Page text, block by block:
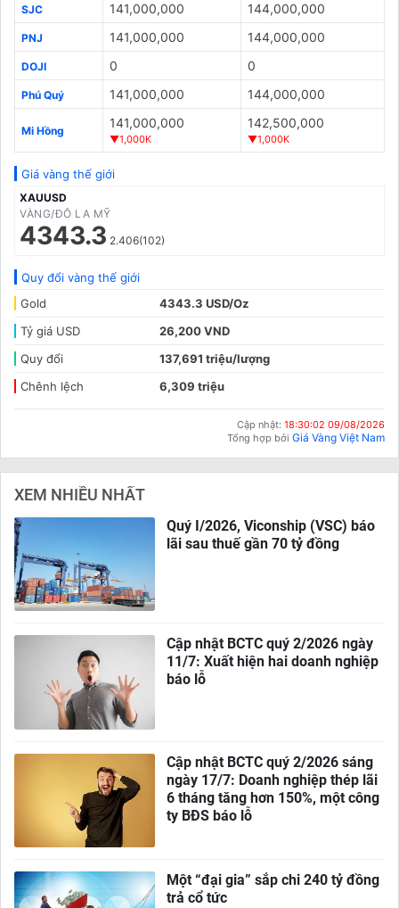
SJC 141,000,000 144,000,000
PNJ 141,000,000 144,000,000
DOJI 0 0
Phú Quý 141,000,000 144,000,000
Mi Hồng
141,000,000
▼1,000K
142,500,000
▼1,000K
Giá vàng thế giới
XAUUSD
VÀNG/ĐÔ LA MỸ
4343.3 2.406(102)
Quy đổi vàng thế giới
Gold
4343.3 USD/Oz
Tỷ giá USD
26,200 VND
Quy đổi
137,691 triệu/lượng
Chênh lệch
6,309 triệu
Cập nhật: 18:30:02 09/08/2026
Tổng hợp bởi Giá Vàng Việt Nam
XEM NHIỀU NHẤT
Quý I/2026, Viconship (VSC) báo
lãi sau thuế gần 70 tỷ đồng
Cập nhật BCTC quý 2/2026 ngày
11/7: Xuất hiện hai doanh nghiệp
báo lỗ
Cập nhật BCTC quý 2/2026 sáng
ngày 17/7: Doanh nghiệp thép lãi
6 tháng tăng hơn 150%, một công
ty BĐS báo lỗ
Một “đại gia” sắp chi 240 tỷ đồng
trả cổ tức